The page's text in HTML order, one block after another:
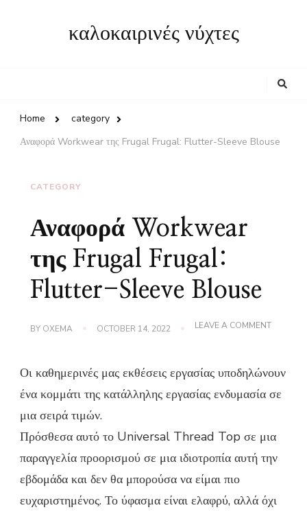
καλοκαιρινές νύχτες
Home
category
Αναφορά Workwear της Frugal Frugal: Flutter-Sleeve Blouse
CATEGORY
Αναφορά Workwear
της Frugal Frugal:
Flutter-Sleeve Blouse
BY OXEMA OCTOBER 14, 2022 LEAVE A COMMENTON
FRUGAL
Οι καθημερινές μας εκθέσεις εργασίας υποδηλώνουν
ένα κομμάτι της κατάλληλης εργασίας ενδυμασία σε
μια σειρά τιμών.
Πρόσθεσα αυτό το Universal Thread Top σε μια
παραγγελία προορισμού σε μια ιδιοτροπία αυτή την
εβδομάδα και δεν θα μπορούσα να είμαι πιο
ευχαριστημένος. Το ύφασμα είναι ελαφρύ, αλλά όχι